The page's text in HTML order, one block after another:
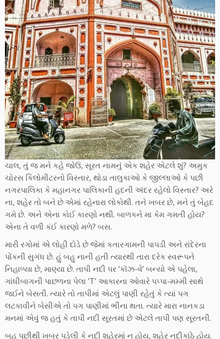
ચાલ, તું જ મને કહે જોઉં, સૂરત નામનું એક શહેર એટલે શું? અમુક
ચોરસ કિલોમીટરનો વિસ્તાર, થોડા તાલુકાઓ કે જીલ્લાઓ કે પછી
નગરપાલિકા કે મહાનગર પાલિકાની હદની અંદર રહેલો વિસ્તાર? અરે
ના, શહેર તો બને છે એમાં રહેનારા લોકોથી. તને ખબર છે, મને તું બેહદ
ગમે છે. અને એના કોઈ કારણો નથી. બાળકને મા કેમ ગમતી હોય?
એના તે વળી કંઈ કારણો મળે? બસ.
મારી રગોમાં એ લોહી દોડે છે જેમાં કતારગામની પાપડી અને રાંદેરના
પોંકની સુગંધ છે. હું બહુ નાની હતી ત્યારથી તારા દરેક સ્વરૂપને
નિહાળ્યા છે, માણ્યા છે. તાપી નદી પર ‘કૉઝ-વે’ બન્યો એ પહેલા,
ગાંધીબાગની પાછળના પેલા ‘T’ આકારના ઓવારે પપ્પા-મમ્મી સાથે
જઈને બેસતી. ત્યારે તો તાપીમાં એટલું પાણી રહેતું કે ત્યાં પગ
લટકાવીને બેસીએ તો પગ પાણીમાં ભીના થતા. ત્યારે મારા નાનકડા
મનમાં એવું જ હતું કે તાપી નદી સૂરતમાં છે એટલે તાપી પણ સૂરતની.
બહુ પછીથી ખબર પડેલી કે નદી શહેરમાં ન હોય, શહેર નદીકાંઠે હોય.